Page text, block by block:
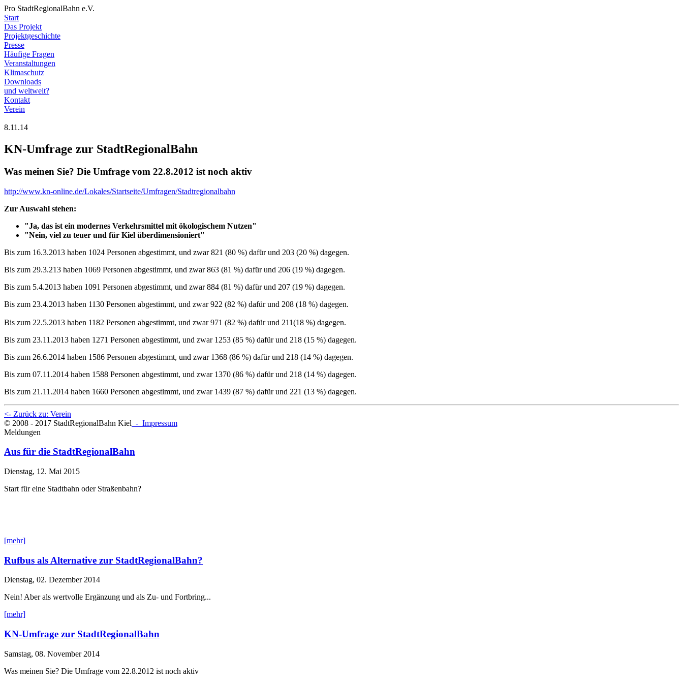
Pro StadtRegionalBahn e.V.
Start
Das Projekt
Projektgeschichte
Presse
Häufige Fragen
Veranstaltungen
Klimaschutz
Downloads
und weltweit?
Kontakt
Verein
8.11.14
KN-Umfrage zur StadtRegionalBahn
Was meinen Sie? Die Umfrage vom 22.8.2012 ist noch aktiv
http://www.kn-online.de/Lokales/Startseite/Umfragen/Stadtregionalbahn
Zur Auswahl stehen:
"Ja, das ist ein modernes Verkehrsmittel mit ökologischem Nutzen"
"Nein, viel zu teuer und für Kiel überdimensioniert"
Bis zum 16.3.2013 haben 1024 Personen abgestimmt, und zwar 821 (80 %) dafür und 203 (20 %) dagegen.
Bis zum 29.3.213 haben 1069 Personen abgestimmt, und zwar 863 (81 %) dafür und 206 (19 %) dagegen.
Bis zum 5.4.2013 haben 1091 Personen abgestimmt, und zwar 884 (81 %) dafür und 207 (19 %) dagegen.
Bis zum 23.4.2013 haben 1130 Personen abgestimmt, und zwar 922 (82 %) dafür und 208 (18 %) dagegen.
Bis zum 22.5.2013 haben 1182 Personen abgestimmt, und zwar 971 (82 %) dafür und 211(18 %) dagegen.
Bis zum 23.11.2013 haben 1271 Personen abgestimmt, und zwar 1253 (85 %) dafür und 218 (15 %) dagegen.
Bis zum 26.6.2014 haben 1586 Personen abgestimmt, und zwar 1368 (86 %) dafür und 218 (14 %) dagegen.
Bis zum 07.11.2014 haben 1588 Personen abgestimmt, und zwar 1370 (86 %) dafür und 218 (14 %) dagegen.
Bis zum 21.11.2014 haben 1660 Personen abgestimmt, und zwar 1439 (87 %) dafür und 221 (13 %) dagegen.
<- Zurück zu: Verein
© 2008 - 2017 StadtRegionalBahn Kiel - Impressum
Meldungen
Aus für die StadtRegionalBahn
Dienstag, 12. Mai 2015
Start für eine Stadtbahn oder Straßenbahn?
[mehr]
Rufbus als Alternative zur StadtRegionalBahn?
Dienstag, 02. Dezember 2014
Nein! Aber als wertvolle Ergänzung und als Zu- und Fortbring...
[mehr]
KN-Umfrage zur StadtRegionalBahn
Samstag, 08. November 2014
Was meinen Sie? Die Umfrage vom 22.8.2012 ist noch aktiv